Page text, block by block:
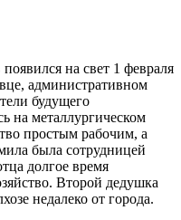
на свет 1 февраля
административном
будущего
на металлургическом
простым рабочим, а
была сотрудницей
долгое время
Второй дедушка
недалеко от города.